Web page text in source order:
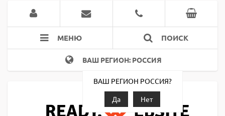
МЕНЮ ПОИСК
ВАШ РЕГИОН: РОССИЯ
ВАШ РЕГИОН РОССИЯ?
Да
Нет